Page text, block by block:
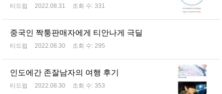
티드립 2022.08.31 조회 수: 331
중국인 짝퉁판매자에게 티안나게 극딜
티드립 2022.08.30 조회 수: 295
인도에간 존잘남자의 여행 후기
티드립 2022.08.30 조회 수: 353